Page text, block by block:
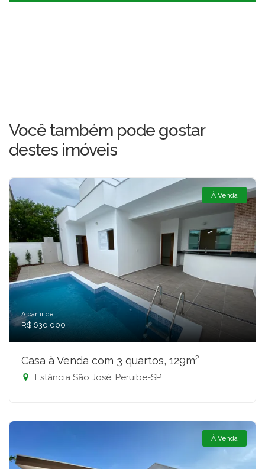
Você também pode gostar
destes imóveis
À Venda
A partir de:
R$ 630.000
Casa à Venda com 3 quartos, 129m²
Estância São José, Peruíbe-SP
À Venda